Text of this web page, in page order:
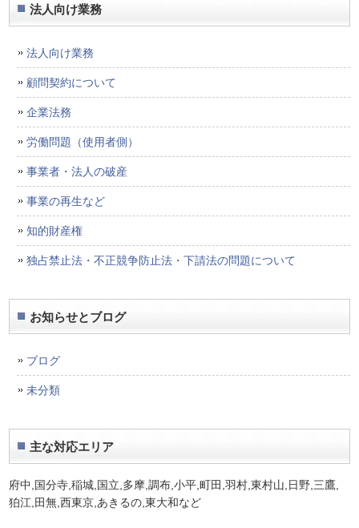
法人向け業務
法人向け業務
顧問契約について
企業法務
労働問題（使用者側）
事業者・法人の破産
事業の再生など
知的財産権
独占禁止法・不正競争防止法・下請法の問題について
お知らせとブログ
ブログ
未分類
主な対応エリア
府中,国分寺,稲城,国立,多摩,調布,小平,町田,羽村,東村山,日野,三鷹,
狛江,田無,西東京,あきるの,東大和など